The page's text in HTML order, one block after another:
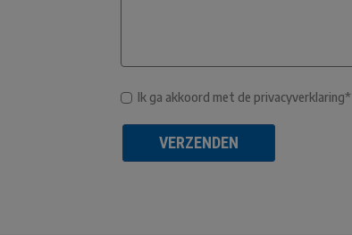
Ik ga akkoord met de privacyverklaring*
VERZENDEN